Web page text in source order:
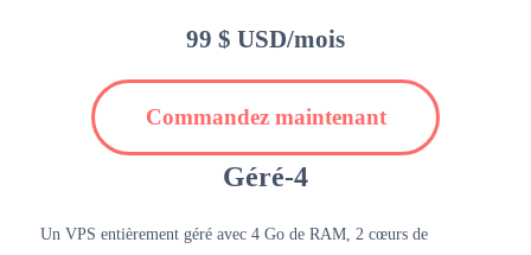
99 $ USD/mois
Commandez maintenant
Géré-4
Un VPS entièrement géré avec 4 Go de RAM, 2 cœurs de